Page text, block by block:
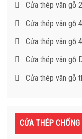
Cửa thép vân gỗ
Cửa thép vân gỗ
Cửa thép vân gỗ
Cửa thép vân gỗ
Cửa thép vân gỗ
CỬA THÉP CHỐNG